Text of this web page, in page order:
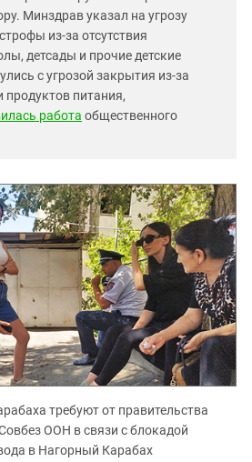
Минздрав указал на угрозу
из-за отсутствия
детсады и прочие детские
с угрозой закрытия из-за
продуктов питания,
работа общественного
требуют от правительства
ООН в связи с блокадой
в Нагорный Карабах